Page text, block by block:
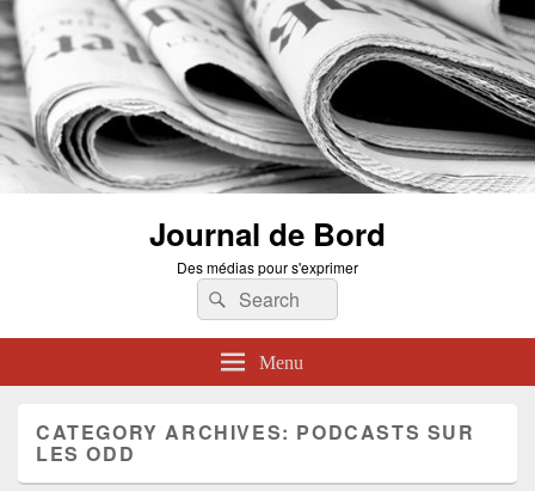
Journal de Bord
Des médias pour s'exprimer
Search
for:
Search
Menu
CATEGORY ARCHIVES: PODCASTS SUR
LES ODD